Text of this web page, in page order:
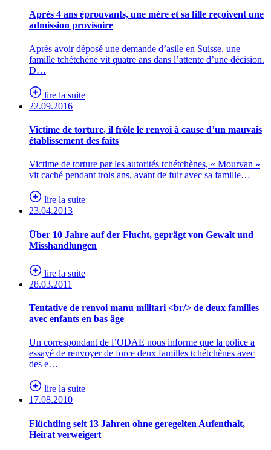
Après 4 ans éprouvants, une mère et sa fille reçoivent une
admission provisoire
Après avoir déposé une demande d’asile en Suisse, une
famille tchétchène vit quatre ans dans l’attente d’une décision.
D…
lire la suite
22.09.2016
Victime de torture, il frôle le renvoi à cause d’un mauvais
établissement des faits
Victime de torture par les autorités tchétchènes, « Mourvan »
vit caché pendant trois ans, avant de fuir avec sa famille…
lire la suite
23.04.2013
Über 10 Jahre auf der Flucht, geprägt von Gewalt und
Misshandlungen
lire la suite
28.03.2011
Tentative de renvoi manu militari <br/> de deux familles
avec enfants en bas âge
Un correspondant de l’ODAE nous informe que la police a
essayé de renvoyer de force deux familles tchétchènes avec
des e…
lire la suite
17.08.2010
Flüchtling seit 13 Jahren ohne geregelten Aufenthalt,
Heirat verweigert